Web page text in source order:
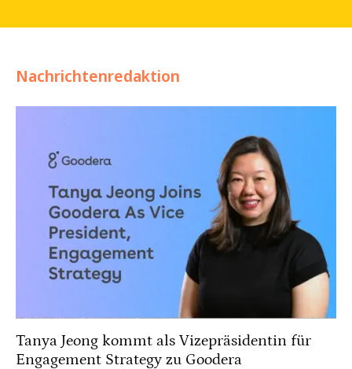
Nachrichtenredaktion
Tanya Jeong kommt als Vizepräsidentin für
Engagement Strategy zu Goodera